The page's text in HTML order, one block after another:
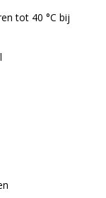
tot 40 °C bij